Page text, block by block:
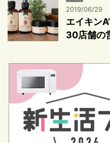
2019/06/29
エイキン
30店舗の